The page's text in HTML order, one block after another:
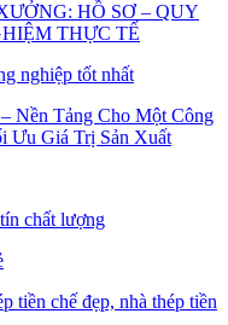
HỒ SƠ – QUY
THỰC TẾ
Nền Tảng Cho Một Công
Ưu Giá Trị Sản Xuất
chất lượng